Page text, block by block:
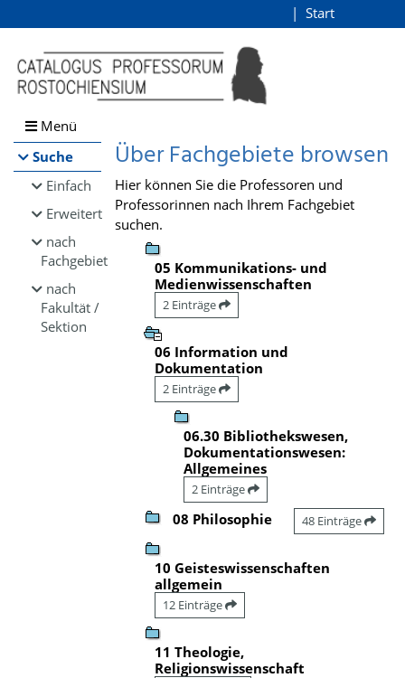
Browsen
direkt zum Inhalt
Start
Menü
Suche
Einfach
Erweitert
nach
Fachgebiet
nach
Fakultät /
Sektion
Über Fachgebiete browsen
Hier können Sie die Professoren und
Professorinnen nach Ihrem Fachgebiet
suchen.
05 Kommunikations- und
Medienwissenschaften
2 Einträge
06 Information und
Dokumentation
2 Einträge
06.30 Bibliothekswesen,
Dokumentationswesen:
Allgemeines
2 Einträge
08 Philosophie 48 Einträge
10 Geisteswissenschaften
allgemein
12 Einträge
11 Theologie,
Religionswissenschaft